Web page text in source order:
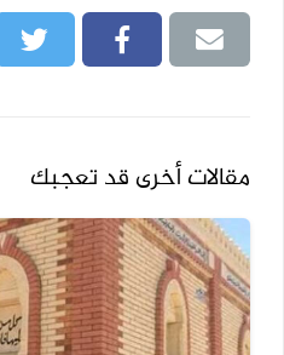
مقالات أخرى قد تعجبك